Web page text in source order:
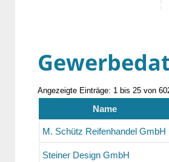
Angezeigte Einträge: 1 bis 25 von
Name
M. Schütz Reifenhandel GmbH
Steiner Design GmbH